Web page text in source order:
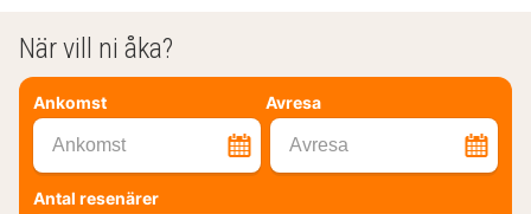
När vill ni åka?
Ankomst Avresa
Ankomst Avresa
Antal resenärer